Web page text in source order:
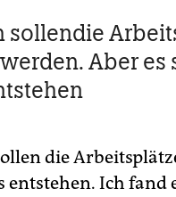
sollendie
Aber es
die
entstehen. Ich fand